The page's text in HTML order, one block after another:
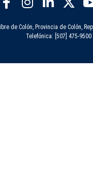
de Colón, Provincia de Colón,
Telefónica: [507] 475-9500